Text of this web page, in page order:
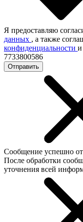
Я предоставляю
данных , а также
конфиденциальности и
7733800586
Отправить
Сообщение успешно
После обработки
уточнения всей